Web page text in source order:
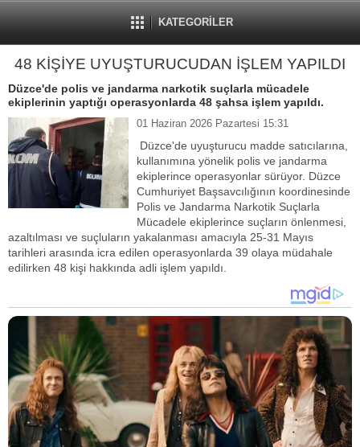
KATEGORİLER
48 KİŞİYE UYUŞTURUCUDAN İŞLEM YAPILDI
Düzce'de polis ve jandarma narkotik suçlarla mücadele
ekiplerinin yaptığı operasyonlarda 48 şahsa işlem yapıldı.
01 Haziran 2026 Pazartesi 15:31
Düzce'de uyuşturucu madde satıcılarına,
kullanımına yönelik polis ve jandarma
ekiplerince operasyonlar sürüyor. Düzce
Cumhuriyet Başsavcılığının koordinesinde
Polis ve Jandarma Narkotik Suçlarla
Mücadele ekiplerince suçların önlenmesi,
azaltılması ve suçluların yakalanması amacıyla 25-31 Mayıs
tarihleri arasında icra edilen operasyonlarda 39 olaya müdahale
edilirken 48 kişi hakkında adli işlem yapıldı.